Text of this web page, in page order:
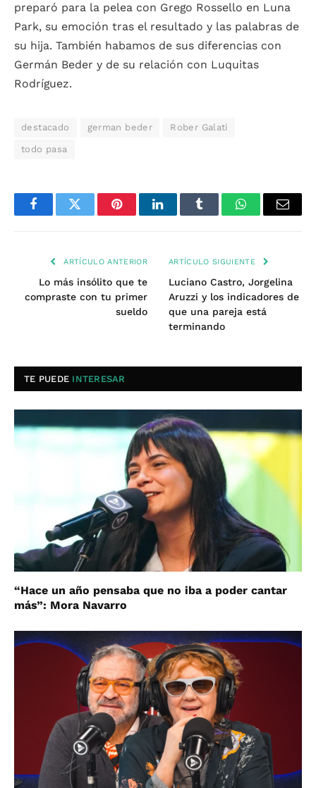
preparó para la pelea con Grego Rossello en Luna
Park, su emoción tras el resultado y las palabras de
su hija. También habamos de sus diferencias con
Germán Beder y de su relación con Luquitas
Rodríguez.
destacado german beder Rober Galati
todo pasa
FacebookTwitter PinterestLinkedInTumblr WhatsAppEmail
ARTÍCULO ANTERIOR
Lo más insólito que te
compraste con tu primer
sueldo
ARTÍCULO SIGUIENTE
Luciano Castro, Jorgelina
Aruzzi y los indicadores de
que una pareja está
terminando
TE PUEDE INTERESAR
“Hace un año pensaba que no iba a poder cantar
más”: Mora Navarro